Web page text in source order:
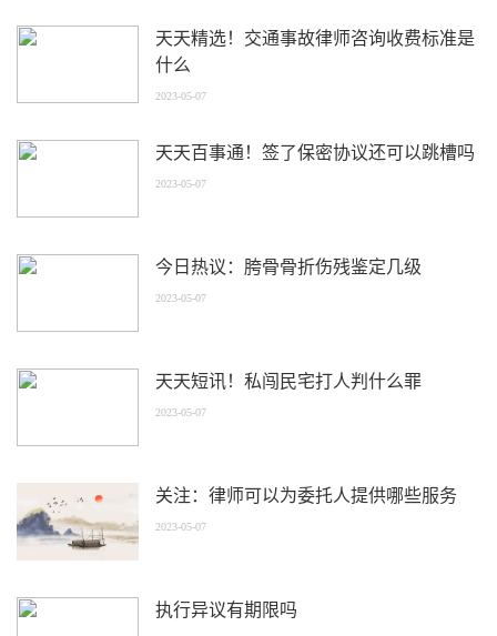
天天精选！交通事故律师咨询收费标准是
什么
2023-05-07
天天百事通！签了保密协议还可以跳槽吗
2023-05-07
今日热议：胯骨骨折伤残鉴定几级
2023-05-07
天天短讯！私闯民宅打人判什么罪
2023-05-07
关注：律师可以为委托人提供哪些服务
2023-05-07
执行异议有期限吗